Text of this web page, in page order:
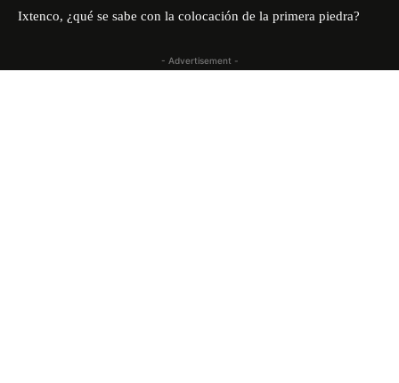
Ixtenco, ¿qué se sabe con la colocación de la primera piedra?
- Advertisement -